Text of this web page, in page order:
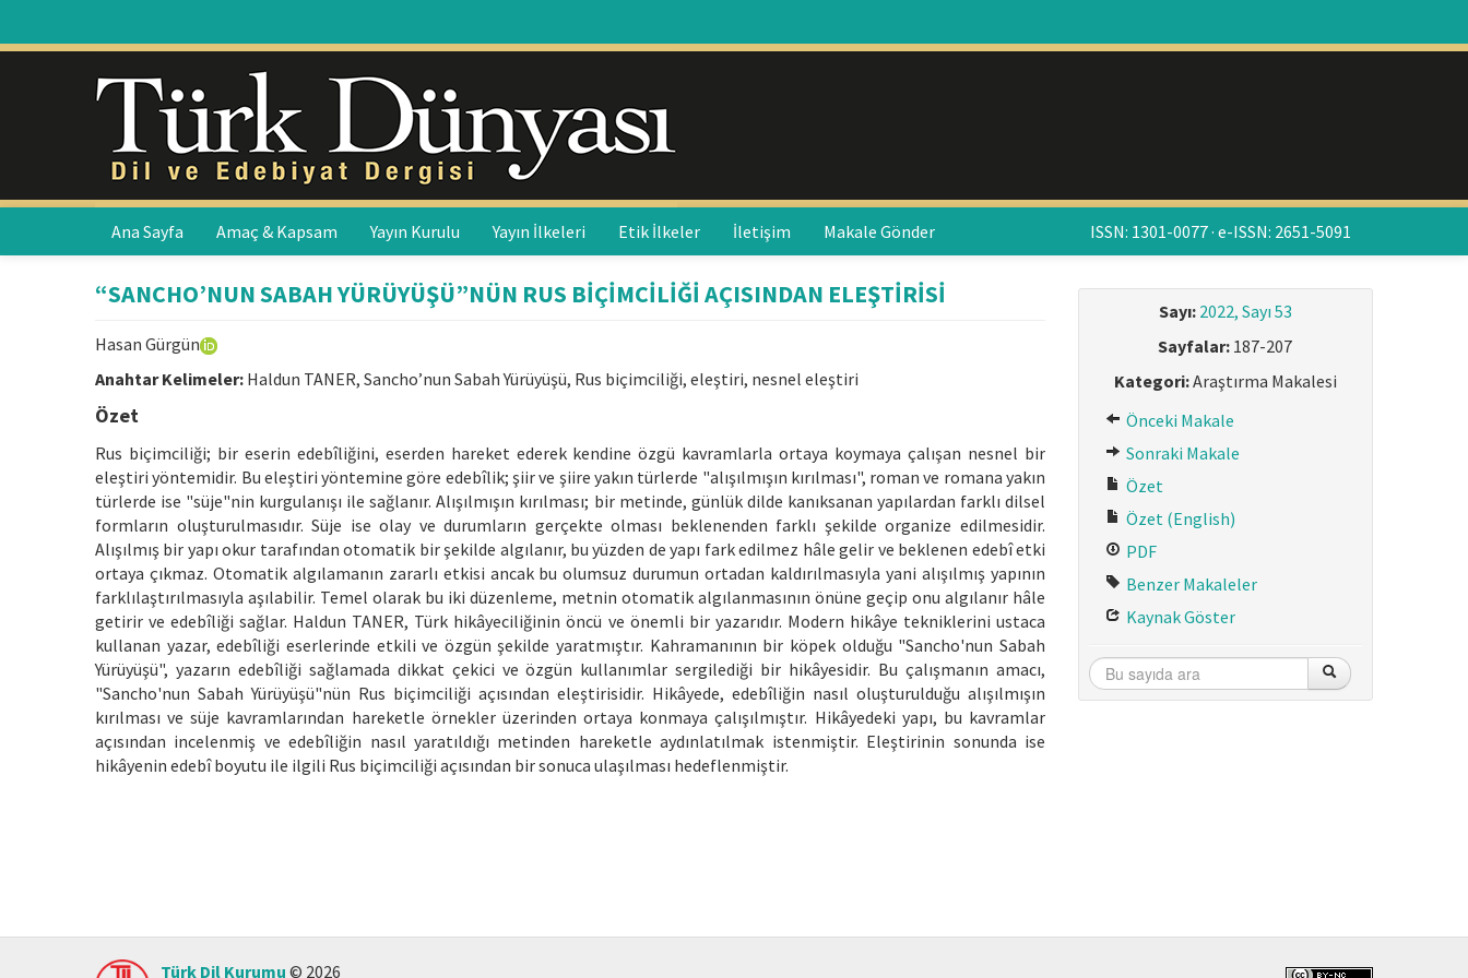
Ana Sayfa Amaç & Kapsam Yayın Kurulu Yayın İlkeleri Etik İlkeler İletişim Makale Gönder ISSN: 1301-0077 · e-ISSN: 2651-5091
“SANCHO’NUN SABAH YÜRÜYÜŞÜ”NÜN RUS BİÇİMCİLİĞİ AÇISINDAN ELEŞTİRİSİ
Hasan Gürgün
Anahtar Kelimeler: Haldun TANER, Sancho’nun Sabah Yürüyüşü, Rus biçimciliği, eleştiri, nesnel eleştiri
Özet
Rus biçimciliği; bir eserin edebîliğini, eserden hareket ederek kendine özgü kavramlarla ortaya koymaya çalışan nesnel bir
eleştiri yöntemidir. Bu eleştiri yöntemine göre edebîlik; şiir ve şiire yakın türlerde "alışılmışın kırılması", roman ve romana yakın
türlerde ise "süje"nin kurgulanışı ile sağlanır. Alışılmışın kırılması; bir metinde, günlük dilde kanıksanan yapılardan farklı dilsel
formların oluşturulmasıdır. Süje ise olay ve durumların gerçekte olması beklenenden farklı şekilde organize edilmesidir.
Alışılmış bir yapı okur tarafından otomatik bir şekilde algılanır, bu yüzden de yapı fark edilmez hâle gelir ve beklenen edebî etki
ortaya çıkmaz. Otomatik algılamanın zararlı etkisi ancak bu olumsuz durumun ortadan kaldırılmasıyla yani alışılmış yapının
farklılaştırılmasıyla aşılabilir. Temel olarak bu iki düzenleme, metnin otomatik algılanmasının önüne geçip onu algılanır hâle
getirir ve edebîliği sağlar. Haldun TANER, Türk hikâyeciliğinin öncü ve önemli bir yazarıdır. Modern hikâye tekniklerini ustaca
kullanan yazar, edebîliği eserlerinde etkili ve özgün şekilde yaratmıştır. Kahramanının bir köpek olduğu "Sancho'nun Sabah
Yürüyüşü", yazarın edebîliği sağlamada dikkat çekici ve özgün kullanımlar sergilediği bir hikâyesidir. Bu çalışmanın amacı,
"Sancho'nun Sabah Yürüyüşü"nün Rus biçimciliği açısından eleştirisidir. Hikâyede, edebîliğin nasıl oluşturulduğu alışılmışın
kırılması ve süje kavramlarından hareketle örnekler üzerinden ortaya konmaya çalışılmıştır. Hikâyedeki yapı, bu kavramlar
açısından incelenmiş ve edebîliğin nasıl yaratıldığı metinden hareketle aydınlatılmak istenmiştir. Eleştirinin sonunda ise
hikâyenin edebî boyutu ile ilgili Rus biçimciliği açısından bir sonuca ulaşılması hedeflenmiştir.
Sayı: 2022, Sayı 53
Sayfalar: 187-207
Kategori:Araştırma Makalesi
Önceki Makale
Sonraki Makale
Özet
Özet (English)
PDF
Benzer Makaleler
Kaynak Göster
Türk Dil Kurumu © 2026